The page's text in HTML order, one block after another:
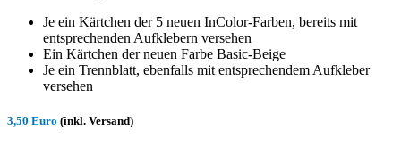
Je ein Kärtchen der 5 neuen InColor-Farben, bereits mit
entsprechenden Aufklebern versehen
Ein Kärtchen der neuen Farbe Basic-Beige
Je ein Trennblatt, ebenfalls mit entsprechendem Aufkleber
versehen
3,50 Euro (inkl. Versand)